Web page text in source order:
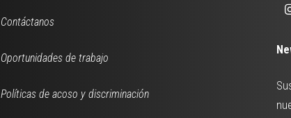
Contáctanos
Oportunidades de trabajo
Políticas de acoso y discriminación